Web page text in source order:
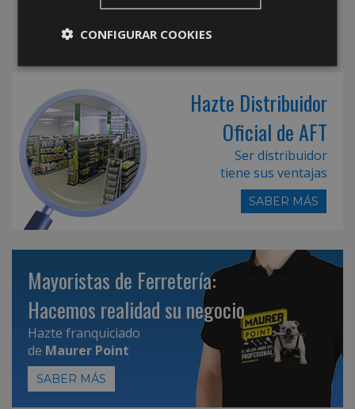
Hazte Distribuidor
Oficial de AFT
Ser distribuidor
tiene sus ventajas
SABER MÁS
Mayoristas de Ferretería:
Hacemos realidad su negocio
Hazte franquiciado
de Maurer Point
SABER MÁS
CONFIGURAR COOKIES